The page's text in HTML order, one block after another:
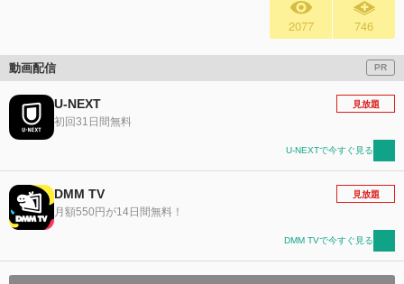
2077 746
動画配信 PR
U-NEXT
初回31日間無料
見放題
U-NEXTで今すぐ見る
DMM TV
月額550円が14日間無料！
見放題
DMM TVで今すぐ見る